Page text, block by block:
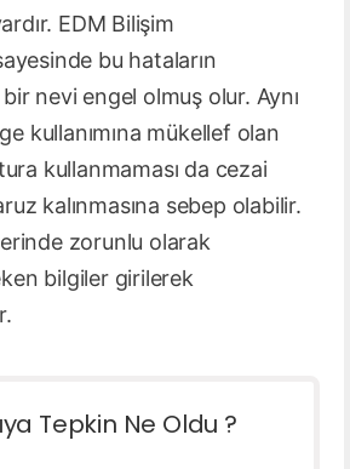
EDM Bilişim
bu hataların
bir nevi engel olmuş olur. Aynı
kullanımına mükellef olan
kullanmaması da cezai
kalınmasına sebep olabilir.
zorunlu olarak
bilgiler girilerek
Tepkin Ne Oldu ?